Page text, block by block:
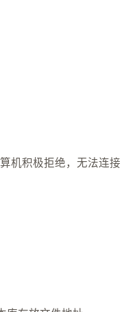
机积极拒绝，无法连接